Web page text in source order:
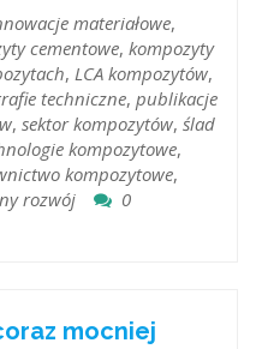
materiałowe,
cementowe, kompozyty
, LCA kompozytów,
techniczne, publikacje
, sektor kompozytów, ślad
kompozytowe,
kompozytowe,
rozwój
0
mocniej